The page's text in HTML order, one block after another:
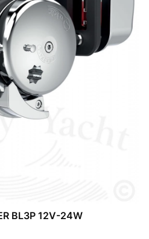
Winda kotwiczna BALDER BL3P 12V-24W